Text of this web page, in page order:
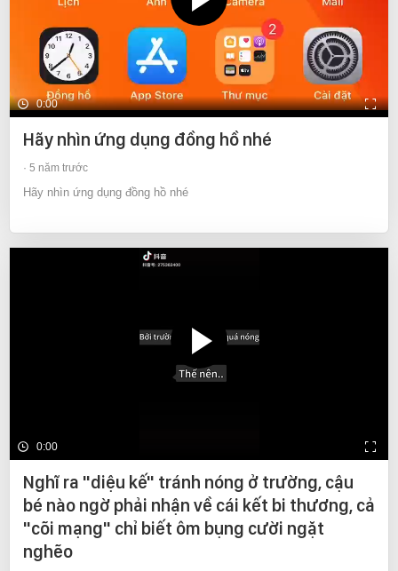
0:00
Hãy nhìn ứng dụng đồng hồ nhé
5 năm trước
Hãy nhìn ứng dụng đồng hồ nhé
0:00
Nghĩ ra "diệu kế" tránh nóng ở trường, cậu
bé nào ngờ phải nhận về cái kết bi thương, cả
"cõi mạng" chỉ biết ôm bụng cười ngặt
nghẽo